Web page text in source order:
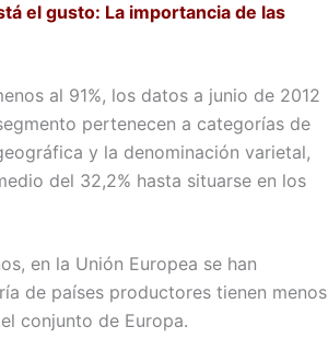
el gusto: La importancia de las
al 91%, los datos a junio de 2012
pertenecen a categorías de
y la denominación varietal,
del 32,2% hasta situarse en los
en la Unión Europea se han
de países productores tienen menos
conjunto de Europa.